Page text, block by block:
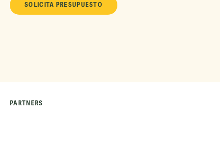
SOLICITA PRESUPUESTO
PARTNERS